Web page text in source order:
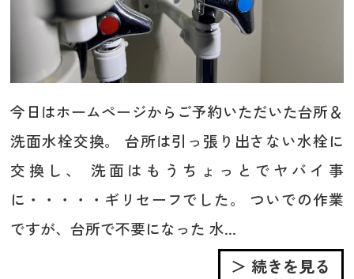
今日はホームページからご予約いただいた台所＆
洗面水栓交換。 台所は引っ張り出さない水栓に
交換し、 洗面はもうちょっとでヤバイ事
に・・・・・ギリセーフでした。 ついでの作業
ですが、台所で不要になった 水...
＞ 続きを見る